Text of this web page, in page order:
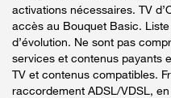
activations nécessaires. TV
accès au Bouquet Basic.
d’évolution. Ne sont pas
services et contenus payants
TV et contenus compatibles.
raccordement ADSL/VDSL,